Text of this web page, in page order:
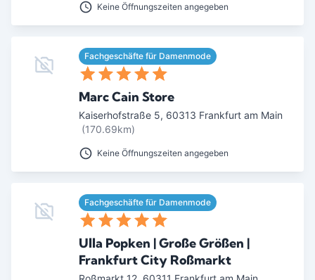
Keine Öffnungszeiten angegeben
Fachgeschäfte für Damenmode
Marc Cain Store
Kaiserhofstraße 5, 60313 Frankfurt am Main
(170.69km)
Keine Öffnungszeiten angegeben
Fachgeschäfte für Damenmode
Ulla Popken | Große Größen |
Frankfurt City Roßmarkt